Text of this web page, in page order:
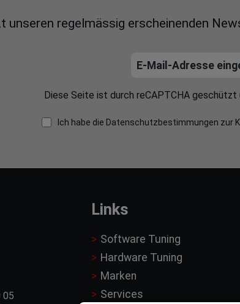
unseren regelmässig erscheinenden
Diese Seite ist durch reCAPTCHA
Ich habe die Datenschutzbestimmungen zur
05
Links
Software Tuning
Hardware Tuning
Marken
Services